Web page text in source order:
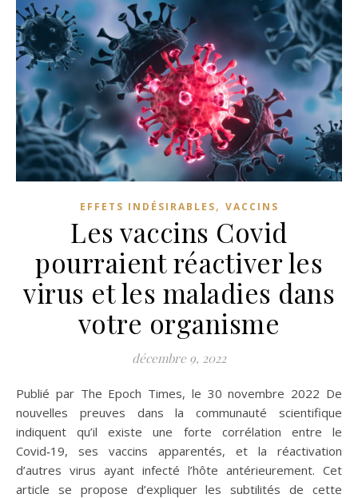
EFFETS INDÉSIRABLES, VACCINS
Les vaccins Covid
pourraient réactiver les
virus et les maladies dans
votre organisme
décembre 9, 2022
Publié par The Epoch Times, le 30 novembre 2022 De
nouvelles preuves dans la communauté scientifique
indiquent qu’il existe une forte corrélation entre le
Covid‑19, ses vaccins apparentés, et la réactivation
d’autres virus ayant infecté l’hôte antérieurement. Cet
article se propose d’expliquer les subtilités de cette